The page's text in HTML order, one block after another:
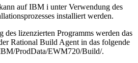
aufIBM i unter Verwendung des
installiert werden.
des lizenzierten Programms werden das
Rational Build Agent in das folgende
ProdData/EWM720/Build/.